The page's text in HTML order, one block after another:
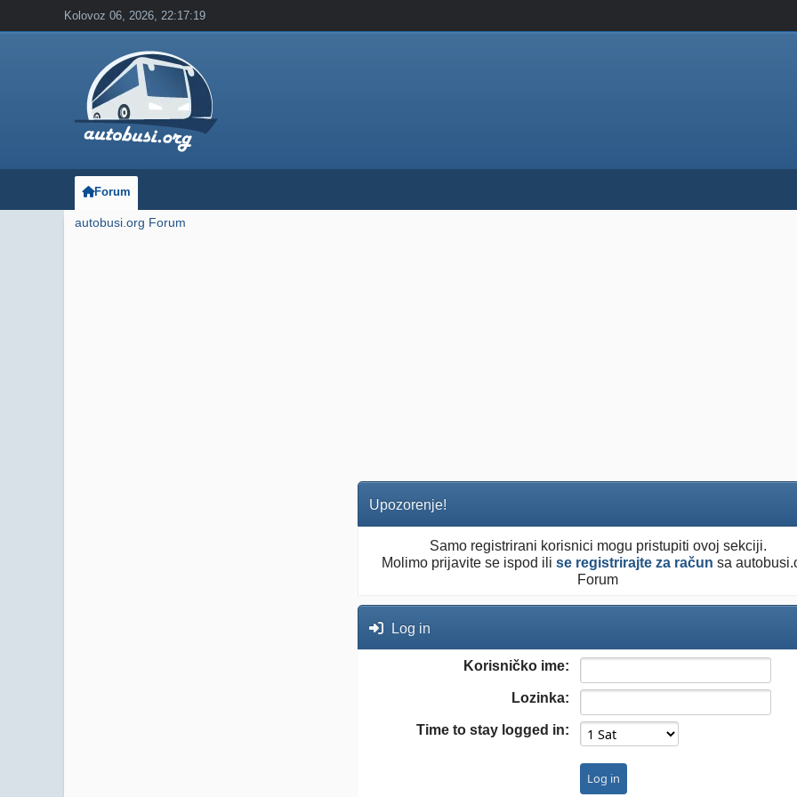
Kolovoz 06, 2026, 22:17:19
Forum
autobusi.org Forum
Upozorenje!
Samo registrirani korisnici mogu pristupiti ovoj sekciji.
Molimo prijavite se ispod ili se registrirajte za račun sa
Forum
Log in
Korisničko ime:
Lozinka:
Time to stay logged in: